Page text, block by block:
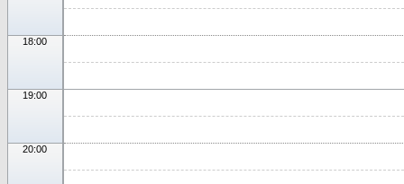
18:00
19:00
20:00